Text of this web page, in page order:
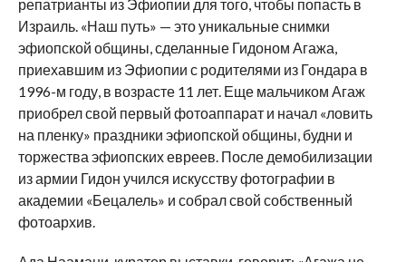
репатрианты из Эфиопии для того, чтобы попасть в
Израиль. «Наш путь» — это уникальные снимки
эфиопской общины, сделанные Гидоном Агажа,
приехавшим из Эфиопии с родителями из Гондара в
1996-м году, в возрасте 11 лет. Еще мальчиком Агаж
приобрел свой первый фотоаппарат и начал «ловить
на пленку» праздники эфиопской общины, будни и
торжества эфиопских евреев. После демобилизации
из армии Гидон учился искусству фотографии в
академии «Бецалель» и собрал свой собственный
фотоархив.